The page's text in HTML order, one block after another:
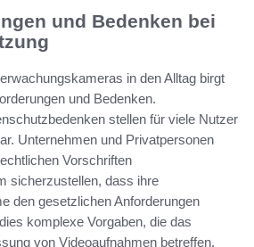
und Bedenken bei
in den Alltag birgt
und Bedenken.
stellen für viele Nutzer
Unternehmen und Privatpersonen
Vorschriften
sicherzustellen, dass ihre
den gesetzlichen Anforderungen
komplexe Vorgaben, die das
von Videoaufnahmen betreffen.